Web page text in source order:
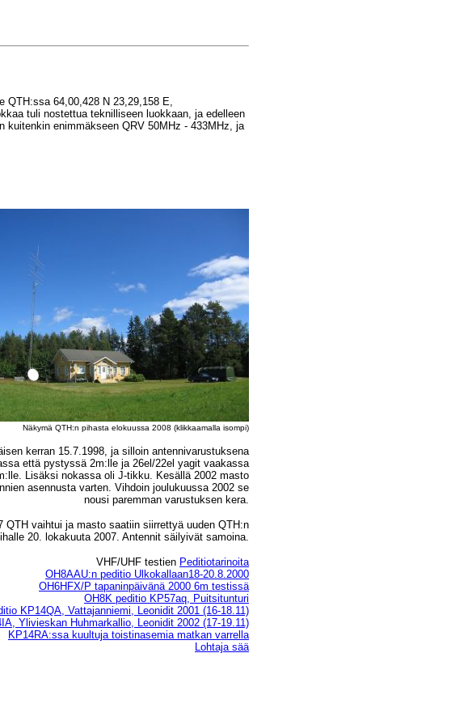
QTH:ssa 64,00,428 N 23,29,158 E,
tuli nostettua teknilliseen luokkaan, ja edelleen
kuitenkin enimmäkseen QRV 50MHz - 433MHz, ja
Näkymä QTH:n pihasta elokuussa 2008 (klikkaamalla isompi)
kerran 15.7.1998, ja silloin antennivarustuksena
että pystyssä 2m:lle ja 26el/22el yagit vaakassa
Lisäksi nokassa oli J-tikku. Kesällä 2002 masto
asennusta varten. Vihdoin joulukuussa 2002 se
nousi paremman varustuksen kera.
QTH vaihtui ja masto saatiin siirrettyä uuden QTH:n
20. lokakuuta 2007. Antennit säilyivät samoina.
VHF/UHF testien Peditiotarinoita
OH8AAU:n peditio Ulkokallaan18-20.8.2000
OH6HFX/P tapaninpäivänä 2000 6m testissä
OH8K peditio KP57aq, Puitsitunturi
KP14QA, Vattajanniemi, Leonidit 2001 (16-18.11)
Ylivieskan Huhmarkallio, Leonidit 2002 (17-19.11)
KP14RA:ssa kuultuja toistinasemia matkan varrella
Lohtaja sää